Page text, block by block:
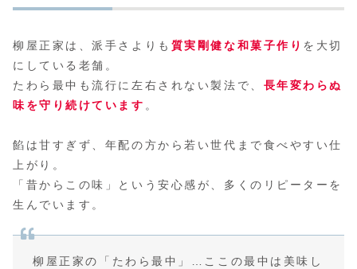
柳屋正家は、派手さよりも 質実剛健な和菓子作り を大切
にしている老舗。
たわら最中も流行に左右されない製法で、 長年変わらぬ
味を守り続けています 。
餡は甘すぎず、年配の方から若い世代まで食べやすい仕
上がり。
「昔からこの味」という安心感が、多くのリピーターを
生んでいます。
柳屋正家の「たわら最中」…ここの最中は美味し